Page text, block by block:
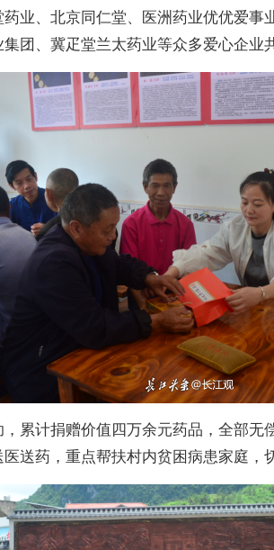
业、北京同仁堂、医洲药业优优爱事
团、冀疋堂兰太药业等众多爱心企业
累计捐赠价值四万余元药品，全部无
送药，重点帮扶村内贫困病患家庭，